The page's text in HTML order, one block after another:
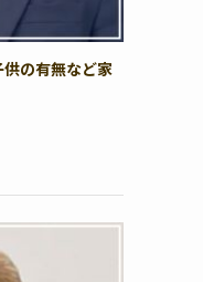
の有無など家